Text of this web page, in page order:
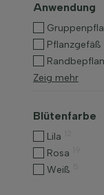
Anwendung
Pflanzgefäß
Zeig mehr
Blütenfarbe
Lila
Rosa
Weiß